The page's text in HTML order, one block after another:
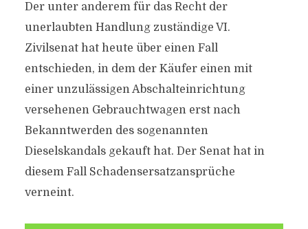
Der unter anderem für das Recht der
unerlaubten Handlung zuständige VI.
Zivilsenat hat heute über einen Fall
entschieden, in dem der Käufer einen mit
einer unzulässigen Abschalteinrichtung
versehenen Gebrauchtwagen erst nach
Bekanntwerden des sogenannten
Dieselskandals gekauft hat. Der Senat hat in
diesem Fall Schadensersatzansprüche
verneint.